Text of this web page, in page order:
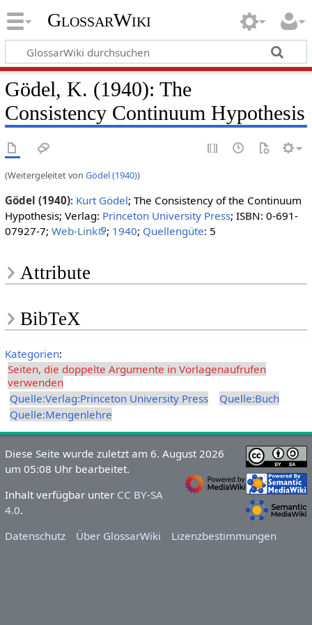
GlossarWiki
Gödel, K. (1940): The
Consistency Continuum Hypothesis
(Weitergeleitet von Gödel (1940))
Gödel (1940): Kurt Gödel; The Consistency of the Continuum
Hypothesis; Verlag: Princeton University Press; ISBN: 0-691-
07927-7; Web-Link ; 1940; Quellengüte: 5
Attribute
BibTeX
Kategorien:
Seiten, die doppelte Argumente in Vorlagenaufrufen
verwenden
Quelle:Verlag:Princeton University Press
Quelle:Buch
Quelle:Mengenlehre
Diese Seite wurde zuletzt am 6. August 2026
um 05:08 Uhr bearbeitet.
Inhalt verfügbar unter CC BY-SA
4.0.
Datenschutz
Über GlossarWiki Lizenzbestimmungen